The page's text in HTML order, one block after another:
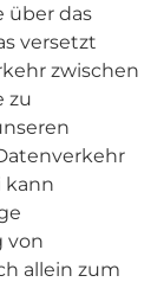
über das
versetzt
zwischen
zu
kann
von
allein zum